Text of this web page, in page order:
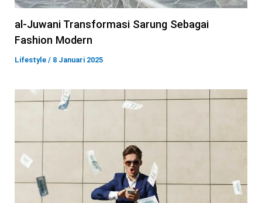
al-Juwani Transformasi Sarung Sebagai
Fashion Modern
Lifestyle / 8 Januari 2025